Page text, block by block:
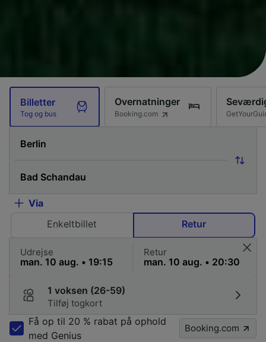
Billetter
Tog og bus
Overnatninger
Booking.com
Via
Enkeltbillet
Retur
Udrejse Retur
1 voksen (26-59)
Tilføj togkort
Få op til 20 % rabat på ophold
med Genius
Booking.com